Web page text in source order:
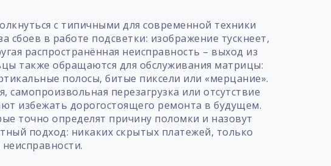
с типичными для современной техники
в работе подсветки: изображение тускнеет,
распространённая неисправность – выход из
также обращаются для обслуживания матрицы:
полосы, битые пиксели или «мерцание».
перезагрузка или отсутствие
избежать дорогостоящего ремонта в будущем.
точно определят причину поломки и назовут
подход: никаких скрытых платежей, только